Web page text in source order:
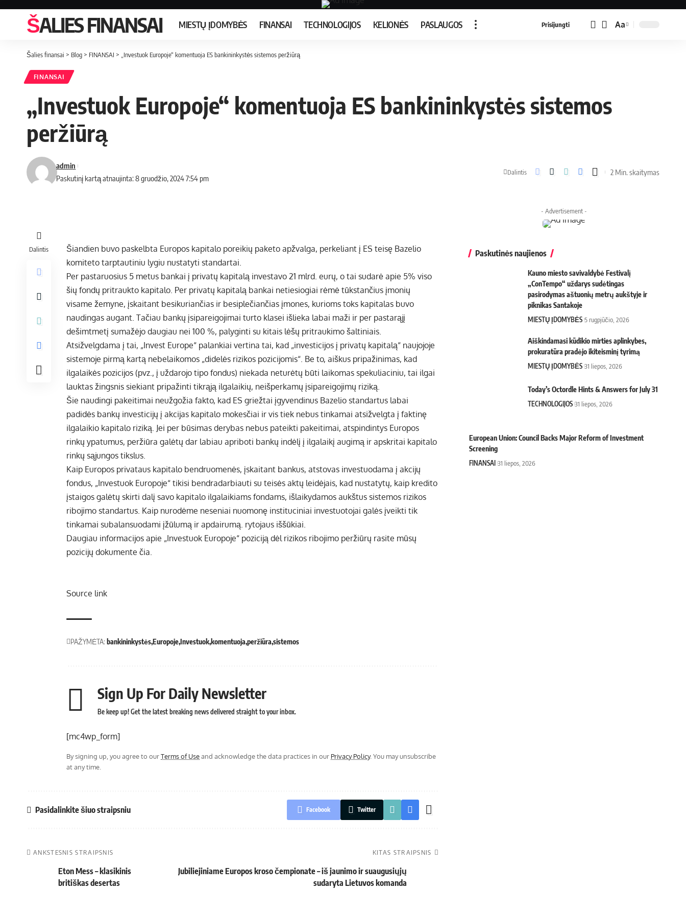
ŠALIES FINANSAI MIESTŲ ĮDOMYBĖS FINANSAI TECHNOLOGIJOS KELIONĖS PASLAUGOS Prisijungti Aa
Šalies finansai > Blog > FINANSAI > „Investuok Europoje“ komentuoja ES bankininkystės sistemos peržiūrą
FINANSAI
„Investuok Europoje“ komentuoja ES bankininkystės sistemos
peržiūrą
Paskutinį kartą atnaujinta: 8 gruodžio, 2024 7:54 pm
admin
Dalintis 2 Min. skaitymas
Dalintis
Šiandien buvo paskelbta Europos kapitalo poreikių paketo apžvalga, perkeliant į ES teisę Bazelio
komiteto tarptautiniu lygiu nustatyti standartai.
Per pastaruosius 5 metus bankai į privatų kapitalą investavo 21 mlrd. eurų, o tai sudarė apie 5% viso
šių fondų pritraukto kapitalo. Per privatų kapitalą bankai netiesiogiai rėmė tūkstančius įmonių
visame žemyne, įskaitant besikuriančias ir besiplečiančias įmones, kurioms toks kapitalas buvo
naudingas augant. Tačiau bankų įsipareigojimai turto klasei išlieka labai maži ir per pastarąjį
dešimtmetį sumažėjo daugiau nei 100 %, palyginti su kitais lėšų pritraukimo šaltiniais.
Atsižvelgdama į tai, „Invest Europe“ palankiai vertina tai, kad „investicijos į privatų kapitalą“ naujojoje
sistemoje pirmą kartą nebelaikomos „didelės rizikos pozicijomis“. Be to, aiškus pripažinimas, kad
ilgalaikės pozicijos (pvz., į uždarojo tipo fondus) niekada neturėtų būti laikomas spekuliaciniu, tai ilgai
lauktas žingsnis siekiant pripažinti tikrąją ilgalaikių, neišperkamų įsipareigojimų riziką.
Šie naudingi pakeitimai neužgožia fakto, kad ES griežtai įgyvendinus Bazelio standartus labai
padidės bankų investicijų į akcijas kapitalo mokesčiai ir vis tiek nebus tinkamai atsižvelgta į faktinę
ilgalaikio kapitalo riziką. Jei per būsimas derybas nebus pateikti pakeitimai, atspindintys Europos
rinkų ypatumus, peržiūra galėtų dar labiau apriboti bankų indėlį į ilgalaikį augimą ir apskritai kapitalo
rinkų sąjungos tikslus.
Kaip Europos privataus kapitalo bendruomenės, įskaitant bankus, atstovas investuodama į akcijų
fondus, „Investuok Europoje“ tikisi bendradarbiauti su teisės aktų leidėjais, kad nustatytų, kaip kredito
įstaigos galėtų skirti dalį savo kapitalo ilgalaikiams fondams, išlaikydamos aukštus sistemos rizikos
ribojimo standartus. Kaip nurodėme neseniai nuomonę instituciniai investuotojai galės įveikti tik
tinkamai subalansuodami įžūlumą ir apdairumą. rytojaus iššūkiai.
Daugiau informacijos apie „Investuok Europoje“ poziciją dėl rizikos ribojimo peržiūrų rasite mūsų
pozicijų dokumente čia.
Source link
PAŽYMĖTA: bankininkystėsEuropojeInvestuok komentuoja peržiūra sistemos
Sign Up For Daily Newsletter
Be keep up! Get the latest breaking news delivered straight to your inbox.
[mc4wp_form]
By signing up, you agree to ourTerms of Useand acknowledge the data practices in our Privacy Policy. You may unsubscribe
at any time.
Pasidalinkite šiuo straipsniu Facebook Twitter
ANKSTESNIS STRAIPSNIS
Eton Mess – klasikinis
britiškas desertas
KITAS STRAIPSNIS
Jubiliejiniame Europos kroso čempionate – iš jaunimo ir suaugusiųjų
sudaryta Lietuvos komanda
- Advertisement -
Paskutinės naujienos
Kauno miesto savivaldybė Festivalį
„ConTempo“ uždarys sudėtingas
pasirodymas aštuonių metrų aukštyje ir
piknikas Santakoje
MIESTŲ ĮDOMYBĖS 5 rugpjūčio, 2026
Aiškindamasi kūdikio mirties aplinkybes,
prokuratūra pradėjo ikiteisminį tyrimą
MIESTŲ ĮDOMYBĖS 31 liepos, 2026
Today’s Octordle Hints & Answers for July 31
TECHNOLOGIJOS 31 liepos, 2026
European Union: Council Backs Major Reform of Investment
Screening
FINANSAI 31 liepos, 2026